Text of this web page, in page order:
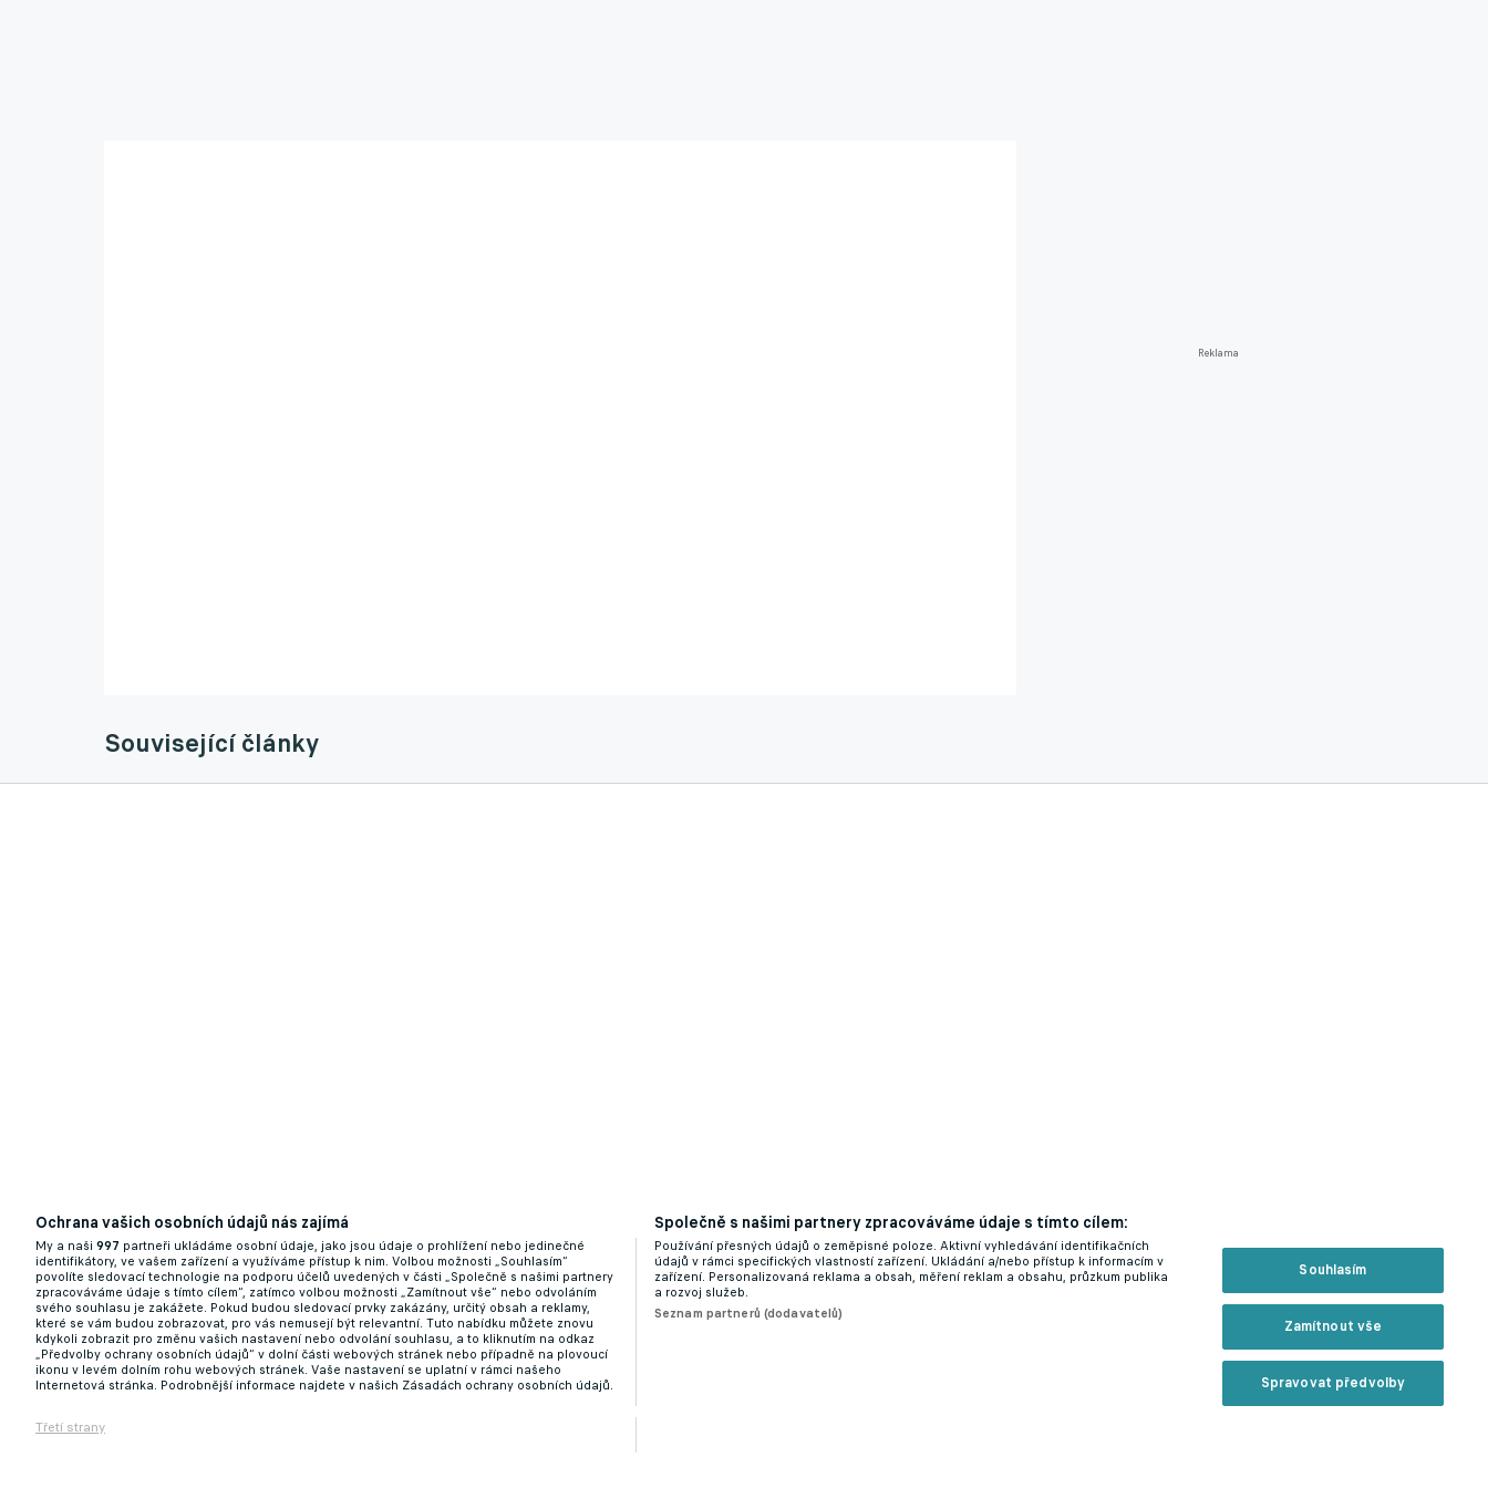
Reklama
Související články
Isak v Newcastlu nehraje, přesto byl povolán do švédské reprezentace. Není to ideální, řekl kouč
27.08.2025 12:32
Ochrana vašich osobních údajů nás zajímá
My a naši 997 partneři ukládáme osobní údaje, jako jsou údaje o prohlížení nebo jedinečné
identifikátory, ve vašem zařízení a využíváme přístup k nim. Volbou možnosti „Souhlasím“
povolíte sledovací technologie na podporu účelů uvedených v části „Společně s našimi partnery
zpracováváme údaje s tímto cílem“, zatímco volbou možnosti „Zamítnout vše“ nebo odvoláním
svého souhlasu je zakážete. Pokud budou sledovací prvky zakázány, určitý obsah a reklamy,
které se vám budou zobrazovat, pro vás nemusejí být relevantní. Tuto nabídku můžete znovu
kdykoli zobrazit pro změnu vašich nastavení nebo odvolání souhlasu, a to kliknutím na odkaz
„Předvolby ochrany osobních údajů“ v dolní části webových stránek nebo případně na plovoucí
ikonu v levém dolním rohu webových stránek. Vaše nastavení se uplatní v rámci našeho
Internetová stránka. Podrobnější informace najdete v našich Zásadách ochrany osobních údajů.
Třetí strany
Společně s našimi partnery zpracováváme údaje s tímto cílem:
Používání přesných údajů o zeměpisné poloze. Aktivní vyhledávání identifikačních
údajů v rámci specifických vlastností zařízení. Ukládání a/nebo přístup k informacím v
zařízení. Personalizovaná reklama a obsah, měření reklam a obsahu, průzkum publika
a rozvoj služeb.
Seznam partnerů (dodavatelů)
Souhlasím
Zamítnout vše
Spravovat předvolby